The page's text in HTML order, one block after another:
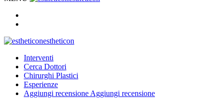
estheticon
Interventi
Cerca Dottori
Chirurghi Plastici
Esperienze
Aggiungi recensione Aggiungi recensione